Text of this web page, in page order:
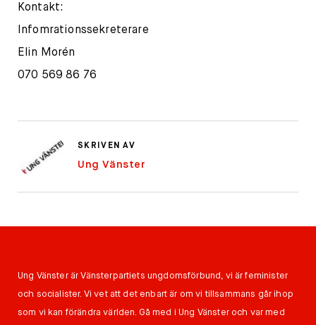
Kontakt:
Infomrationssekreterare
Elin Morén
070 569 86 76
SKRIVEN AV
Ung Vänster
Ung Vänster är Vänsterpartiets ungdomsförbund, vi är feminister
och socialister. Vi vet att det enbart är om vi tillsammans går ihop
som vi kan förändra världen. Gå med i Ung Vänster och var med